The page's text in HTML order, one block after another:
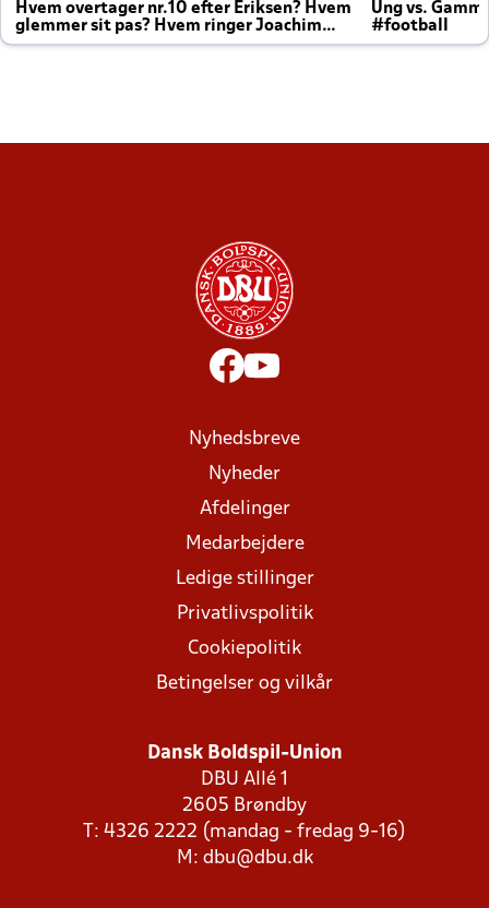
Hvem overtager nr.10 efter Eriksen? Hvem
glemmer sit pas? Hvem ringer Joachim
altid til efter kampe?
Ung vs.
#football
Nyhedsbreve
Nyheder
Afdelinger
Medarbejdere
Ledige stillinger
Privatlivspolitik
Cookiepolitik
Betingelser og vilkår
Dansk Boldspil-Union
DBU Allé 1
2605 Brøndby
T: 4326 2222 (mandag - fredag 9-16)
M: dbu@dbu.dk